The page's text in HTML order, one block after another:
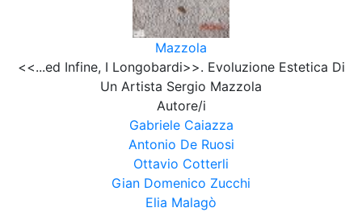
Mazzola
<<...ed Infine, I Longobardi>>. Evoluzione Estetica Di
Un Artista Sergio Mazzola
Autore/i
Gabriele Caiazza
Antonio De Ruosi
Ottavio Cotterli
Gian Domenico Zucchi
Elia Malagò